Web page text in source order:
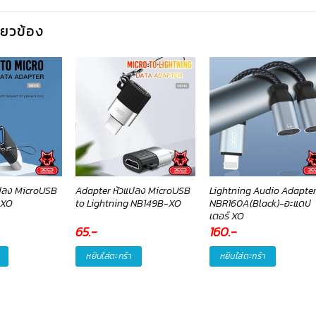
วข้อง
ง MicroUSB
Adapter หัวแปลง MicroUSB
to Lightning NB149B-XO
65.-
หยิบใส่ตะกร้า
Lightning Audio Adapter
NBR160A(Black)-อะแดป
เตอร์ XO
160.-
หยิบใส่ตะกร้า